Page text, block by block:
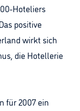
Hoteliers
positive
wirkt sich
die Hotellerie
für 2007 ein